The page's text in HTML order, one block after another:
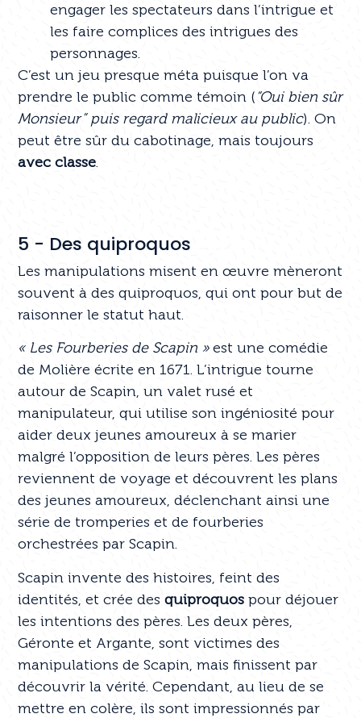
engager les spectateurs dans l’intrigue et
les faire complices des intrigues des
personnages.
C’est un jeu presque méta puisque l’on va
prendre le public comme témoin (“Oui bien sûr
Monsieur” puis regard malicieux au public). On
peut être sûr du cabotinage, mais toujours
avec classe.
5 - Des quiproquos
Les manipulations misent en œuvre mèneront
souvent à des quiproquos, qui ont pour but de
raisonner le statut haut.
« Les Fourberies de Scapin »est une comédie
de Molière écrite en 1671. L’intrigue tourne
autour de Scapin, un valet rusé et
manipulateur, qui utilise son ingéniosité pour
aider deux jeunes amoureux à se marier
malgré l’opposition de leurs pères. Les pères
reviennent de voyage et découvrent les plans
des jeunes amoureux, déclenchant ainsi une
série de tromperies et de fourberies
orchestrées par Scapin.
Scapin invente des histoires, feint des
identités, et crée desquiproquos pour déjouer
les intentions des pères. Les deux pères,
Géronte et Argante, sont victimes des
manipulations de Scapin, mais finissent par
découvrir la vérité. Cependant, au lieu de se
mettre en colère, ils sont impressionnés par